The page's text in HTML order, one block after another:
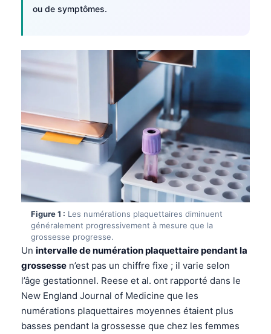
ou de symptômes.
Figure 1 : Les numérations plaquettaires diminuent
généralement progressivement à mesure que la
grossesse progresse.
Un intervalle de numération plaquettaire pendant la
grossesse n’est pas un chiffre fixe ; il varie selon
l’âge gestationnel. Reese et al. ont rapporté dans le
New England Journal of Medicine que les
numérations plaquettaires moyennes étaient plus
basses pendant la grossesse que chez les femmes